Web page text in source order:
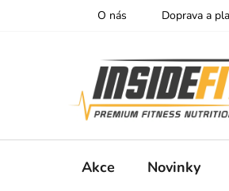
O nás Doprava a
Akce Novinky